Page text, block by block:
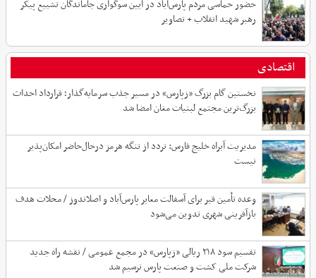
حضور حماسی مردم پارس‌آباد در آیین سوگواری جاماندگان تشییع پیکر
رهبر شهید انقلاب + تصاویر
اقتصادی
نخستین گام بزرگ «زپارس» در مسیر جذب سرمایه‌گذار؛ قرارداد احداث
بزرگ‌ترین مجتمع لبنیات مغان امضا شد
مدیریت آبراه خلیج فارس: تردد از تنگه هرمز درحال‌حاضر امکان‌پذیر
نیست
وعده تأمین قیر برای آسفالت معابر پارس‌آباد و اصلاندوز / محلات هدف
بازآفرینی شهری تدوین می‌شود
تقسیم سود ۲۱۸ ریالی «زپارس» در مجمع عمومی / نقشه راه جدید
شرکت ملی کشت و صنعت پارس ترسیم شد